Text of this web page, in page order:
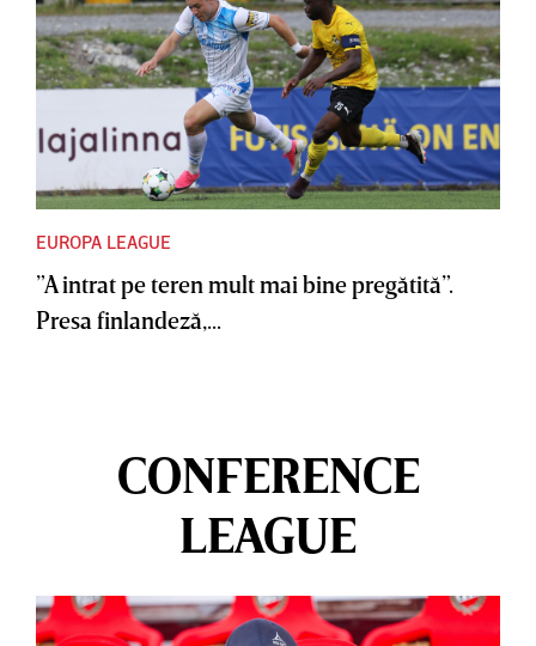
EUROPA LEAGUE
”A intrat pe teren mult mai bine pregătită”.
Presa finlandeză,...
CONFERENCE
LEAGUE